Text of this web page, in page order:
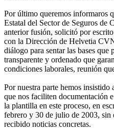
Por último queremos informaros
Estatal del Sector de Seguros de
anterior fusión, solicitó por
con la Dirección de Helvetia
diálogo para sentar las bases
transparente y ordenado que
condiciones laborales, reunión
Por nuestra parte hemos insistido
que nos faciliten documentación
la plantilla en este proceso, en
febrero y 30 de julio de 2003, sin
recibido noticias concretas.